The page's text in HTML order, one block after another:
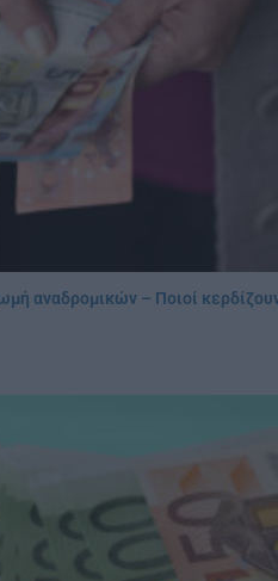
αναδρομικών – Ποιοί